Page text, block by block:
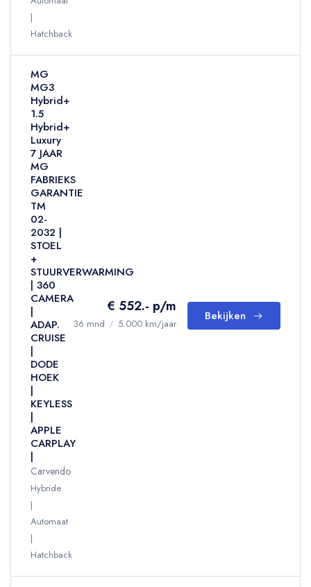
Hatchback
MG
MG3
Hybrid+
1.5
Hybrid+
Luxury
7 JAAR
MG
FABRIEKS
GARANTIE
TM
02-
2032 |
STOEL
+
STUURVERWARMING
| 360
CAMERA
|
ADAP.
CRUISE
|
DODE
HOEK
|
KEYLESS
|
APPLE
CARPLAY
|
Carvendo
Hybride
Automaat
Hatchback
€ 552.- p/m
36 mnd / 5.000 km/jaar
Bekijken